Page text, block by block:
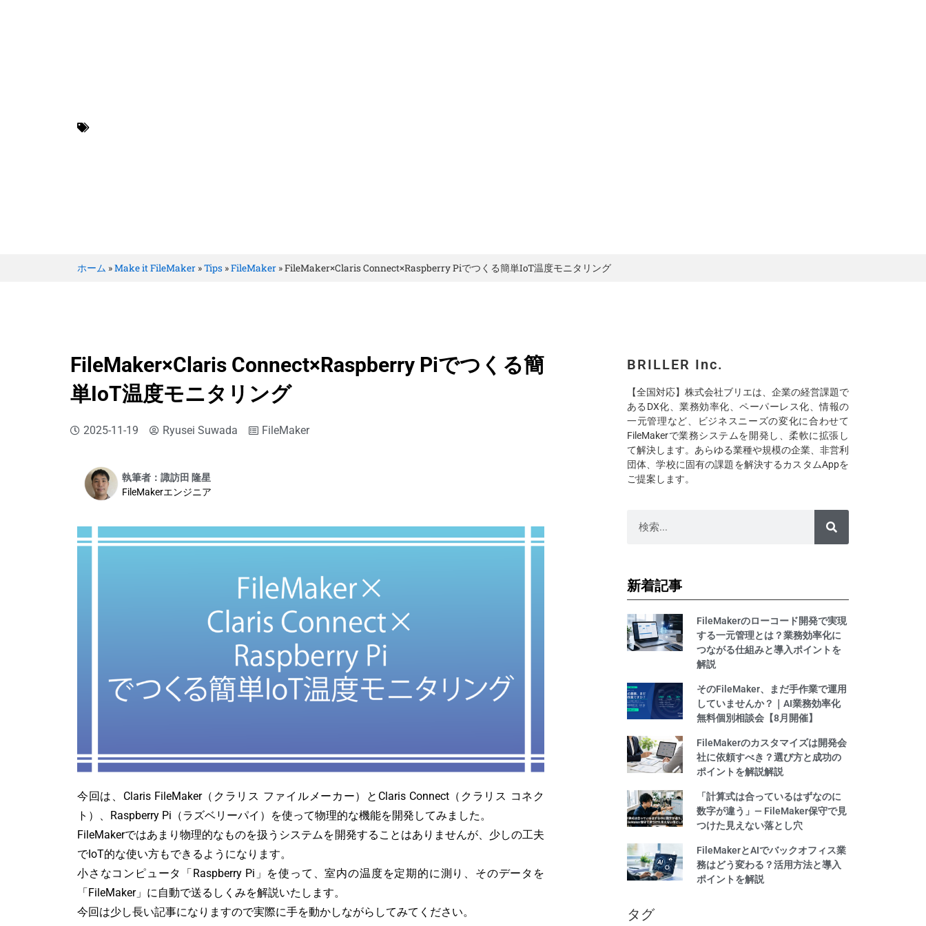
ホーム »Make it FileMaker »Tips »FileMaker »FileMaker×Claris Connect×Raspberry Piでつくる簡単IoT温度モニタリング
FileMaker×Claris Connect×Raspberry Piでつくる簡
単IoT温度モニタリング
2025-11-19 Ryusei Suwada FileMaker
執筆者：諏訪田 隆星
FileMakerエンジニア
今回は、Claris FileMaker（クラリス ファイルメーカー）とClaris Connect（クラリス コネク
ト）、Raspberry Pi（ラズベリーパイ）を使って物理的な機能を開発してみました。
FileMakerではあまり物理的なものを扱うシステムを開発することはありませんが、少しの工夫
でIoT的な使い方もできるようになります。
小さなコンピュータ「Raspberry Pi」を使って、室内の温度を定期的に測り、そのデータを
「FileMaker」に自動で送るしくみを解説いたします。
今回は少し長い記事になりますので実際に手を動かしながらしてみてください。
BRILLER Inc.
【全国対応】株式会社ブリエは、企業の経営課題で
あるDX化、業務効率化、ペーパーレス化、情報の
一元管理など、ビジネスニーズの変化に合わせて
FileMakerで業務システムを開発し、柔軟に拡張し
て解決します。あらゆる業種や規模の企業、非営利
団体、学校に固有の課題を解決するカスタムAppを
ご提案します。
新着記事
FileMakerのローコード開発で実現
する一元管理とは？業務効率化に
つながる仕組みと導入ポイントを
解説
そのFileMaker、まだ手作業で運用
していませんか？｜AI業務効率化
無料個別相談会【8月開催】
FileMakerのカスタマイズは開発会
社に依頼すべき？選び方と成功の
ポイントを解説解説
「計算式は合っているはずなのに
数字が違う」— FileMaker保守で見
つけた見えない落とし穴
FileMakerとAIでバックオフィス業
務はどう変わる？活用方法と導入
ポイントを解説
タグ